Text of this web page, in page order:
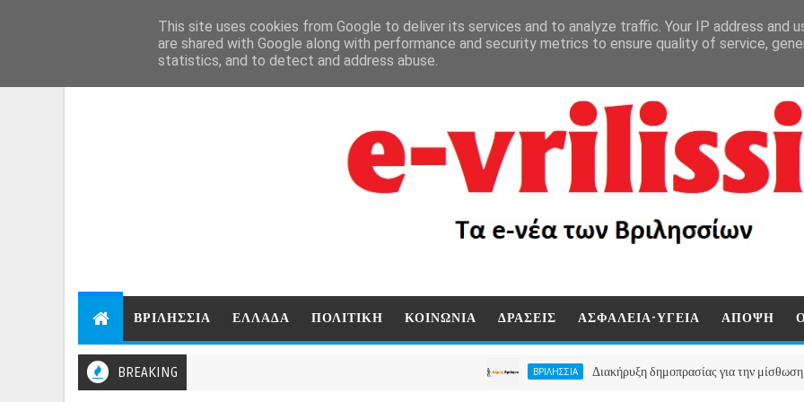
ΒΡΙΛΗΣΣΙΑ ΕΛΛΑΔΑ ΠΟΛΙΤΙΚΗ ΚΟΙΝΩΝΙΑ ΔΡΑΣΕΙΣ ΑΣΦΑΛΕΙΑ-ΥΓΕΙΑ ΑΠΟΨΗ
BREAKING ΒΡΙΛΗΣΣΙΑ Διακήρυξη δημοπρασίας για την μίσθωση
This site uses cookies from Google to deliver its services and to analyze traffic. Your IP address and
are shared with Google along with performance and security metrics to ensure quality of service,
statistics, and to detect and address abuse.